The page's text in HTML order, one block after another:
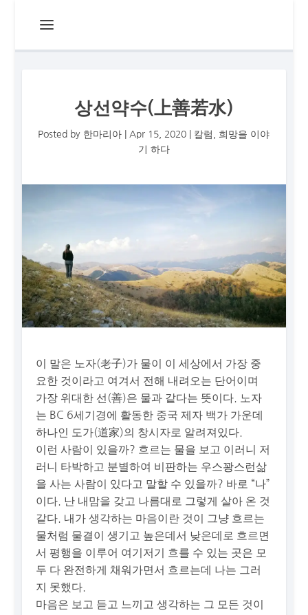
상선약수(上善若水)
Posted by 한마리아 Apr 15, 2020 칼럼
희망을 이야
기 하다
이 말은 노자(老子)가 물이 이 세상에서 가장 중
요한 것이라고 여겨서 전해 내려오는 단어이며
가장 위대한 선(善)은 물과 같다는 뜻이다. 노자
는 BC 6세기경에 활동한 중국 제자 백가 가운데
하나인 도가(道家)의 창시자로 알려져있다.
이런 사람이 있을까? 흐르는 물을 보고 이러니 저
러니 타박하고 분별하여 비판하는 우스꽝스런삶
을 사는 사람이 있다고 말할 수 있을까? 바로 “나”
이다. 난 내맘을 갖고 나름대로 그렇게 살아 온 것
같다. 내가 생각하는 마음이란 것이 그냥 흐르는
물처럼 물결이 생기고 높은데서 낮은데로 흐르면
서 평행을 이루어 여기저기 흐를 수 있는 곳은 모
두 다 완전하게 채워가면서 흐르는데 나는 그러
지 못했다.
마음은 보고 듣고 느끼고 생각하는 그 모든 것이